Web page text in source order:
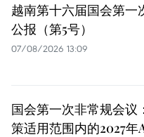
越南第十六届国会第一
公报（第5号）
07/08/2026 13:09
国会第一次非常规会议
策适用范围内的2027年